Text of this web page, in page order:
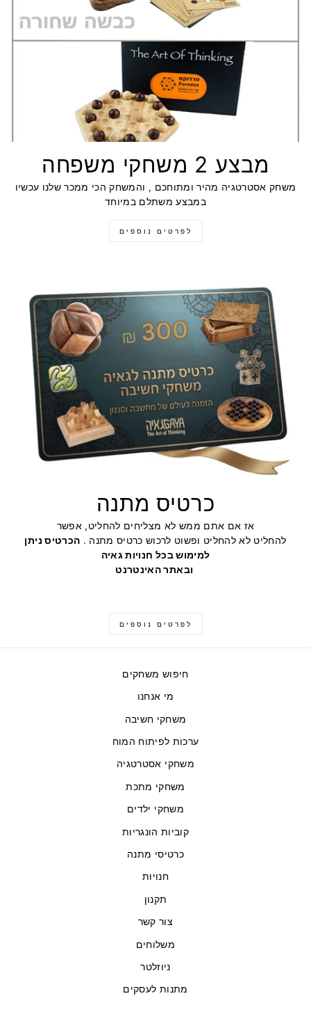
מבצע 2 משחקי משפחה
משחק אסטרטגיה מהיר ומתוחכם , והמשחק הכי ממכר שלנו עכשיו
במבצע משתלם במיוחד
לפרטים נוספים
כרטיס מתנה
אז אם אתם ממש לא מצליחים להחליט, אפשר
להחליט לא להחליט ופשוט לרכוש כרטיס מתנה . הכרטיס ניתן
למימוש בכל חנויות גאיה
לפרטים נוספים
חיפוש משחקים
מי אנחנו
משחקי חשיבה
ערכות לפיתוח המוח
משחקי אסטרטגיה
משחקי מתכת
משחקי ילדים
קוביות הונגריות
כרטיסי מתנה
חנויות
תקנון
צור קשר
משלוחים
ניוזלטר
מתנות לעסקים